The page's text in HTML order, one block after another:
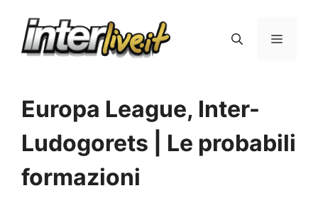
Menu
Europa League, Inter-
Ludogorets | Le probabili
formazioni